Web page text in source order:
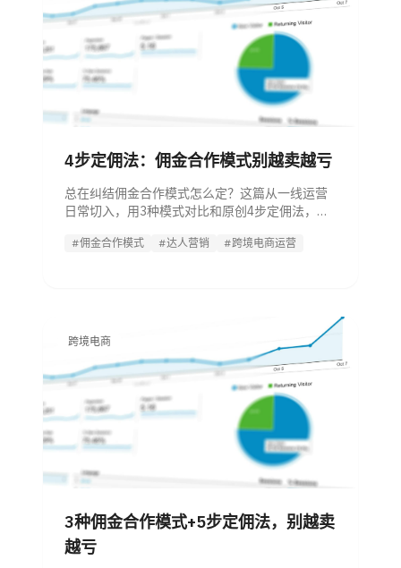
4步定佣法：佣金合作模式别越卖越亏
总在纠结佣金合作模式怎么定？这篇从一线运营
日常切入，用3种模式对比和原创4步定佣法，教
卖越亏。
#佣金合作模式 #达人营销 #跨境电商运营
跨境电商
3种佣金合作模式+5步定佣法，别越卖
越亏